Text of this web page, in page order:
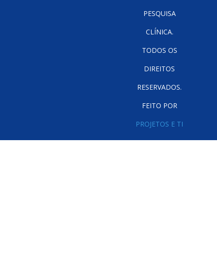
PESQUISA
CLÍNICA.
TODOS OS
DIREITOS
RESERVADOS.
FEITO POR
PROJETOS E TI